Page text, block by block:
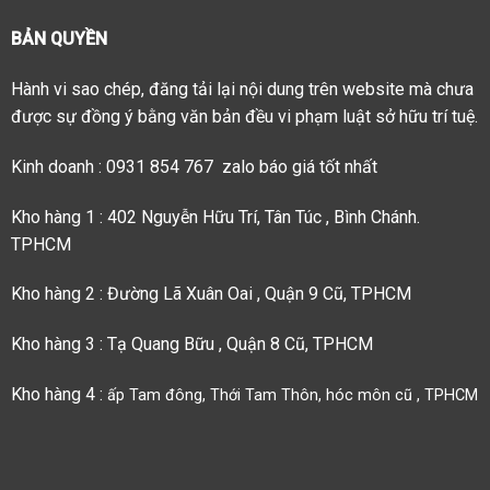
BẢN QUYỀN
Hành vi sao chép, đăng tải lại nội dung trên website mà chưa
được sự đồng ý bằng văn bản đều vi phạm luật sở hữu trí tuệ.
Kinh doanh : 0931 854 767 zalo báo giá tốt nhất
Kho hàng 1 : 402 Nguyễn Hữu Trí, Tân Túc , Bình Chánh.
TPHCM
Kho hàng 2 : Đường Lã Xuân Oai , Quận 9 Cũ, TPHCM
Kho hàng 3 : Tạ Quang Bữu , Quận 8 Cũ, TPHCM
Kho hàng 4 : ấp Tam đông, Thới Tam Thôn, hóc môn cũ , TPHCM